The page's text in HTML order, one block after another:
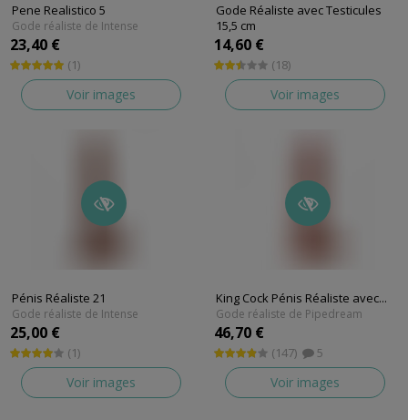
Pene Realistico 5
Gode réaliste de Intense
23,40 €
(1)
Voir images
Gode Réaliste avec Testicules
15,5 cm
Gode réaliste de Glazed
14,60 €
(18)
Voir images
Pénis Réaliste 21
Gode réaliste de Intense
25,00 €
(1)
Voir images
King Cock Pénis Réaliste avec...
Gode réaliste de Pipedream
46,70 €
(147) 5
Voir images